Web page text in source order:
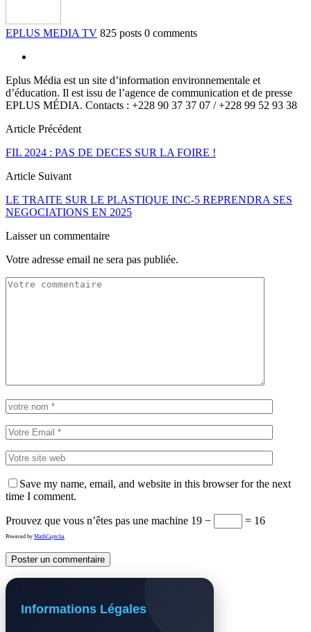
EPLUS MEDIA TV 825 posts 0 comments
Eplus Média est un site d’information environnementale et
d’éducation. Il est issu de l’agence de communication et de presse
EPLUS MÉDIA. Contacts : +228 90 37 37 07 / +228 99 52 93 38
Article Précédent
FIL 2024 : PAS DE DECES SUR LA FOIRE !
Article Suivant
LE TRAITE SUR LE PLASTIQUE INC-5 REPRENDRA SES
NEGOCIATIONS EN 2025
Laisser un commentaire
Votre adresse email ne sera pas publiée.
Save my name, email, and website in this browser for the next
time I comment.
Prouvez que vous n’êtes pas une machine 19 − = 16
Powered by MathCaptcha
Informations Légales